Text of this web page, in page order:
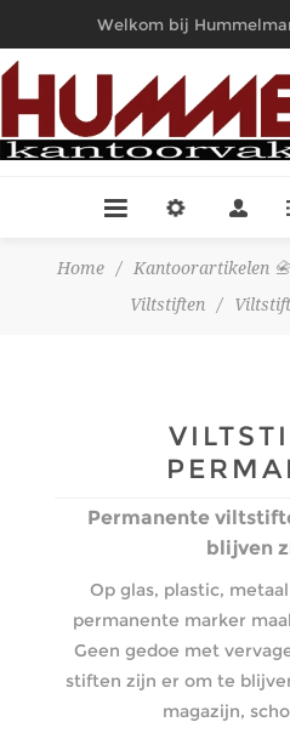
Welkom bij
Home / Kantoorartikelen 📇
Viltstiften
/
Permanente
blijven
Op glas, plastic,
permanente marker
Geen gedoe met
stiften zijn er om te
magazijn,